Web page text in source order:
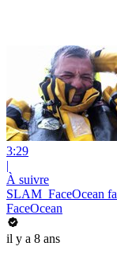
3:29
|
À suivre
SLAM_FaceOcean
FaceOcean
il y a 8 ans